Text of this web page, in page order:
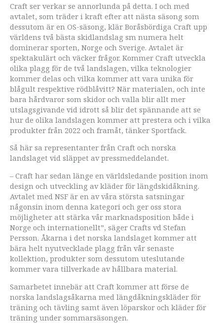
Craft ser verkar se annorlunda på detta. I och med
avtalet, som träder i kraft efter att nästa säsong som
dessutom är en OS-säsong, klär Boråsbördiga Craft upp
världens två bästa skidlandslag sm numera helt
dominerar sporten, Norge och Sverige. Avtalet är
spektakulärt och väcker frågor. Kommer Craft utveckla
olika plagg för de två landslagen, vilka teknologier
kommer delas och vilka kommer att vara unika för
blågult respektive rödblåvitt? När materialen, och inte
bara hårdvaror som skidor och valla blir allt mer
utslagsgivande vid idrott så blir det spännande att se
hur de olika landslagen kommer att prestera och i vilka
produkter från 2022 och framåt, tänker Sportfack.
Så här sa representanter från Craft och norska
landslaget vid släppet av pressmeddelandet.
– Craft har sedan länge en världsledande position inom
design och utveckling av kläder för längdskidåkning.
Avtalet med NSF är en av våra största satsningar
någonsin inom denna kategori och ger oss stora
möjligheter att stärka vår marknadsposition både i
Norge och internationellt”, säger Crafts vd Stefan
Persson. Åkarna i det norska landslaget kommer att
bära helt nyutvecklade plagg från vår senaste
kollektion, produkter som dessutom uteslutande
kommer vara tillverkade av hållbara material.
Samarbetet innebär att Craft kommer att förse de
norska landslagsåkarna med längdåkningskläder för
träning och tävling samt även löparskor och kläder för
träning under sommarsäsongen.